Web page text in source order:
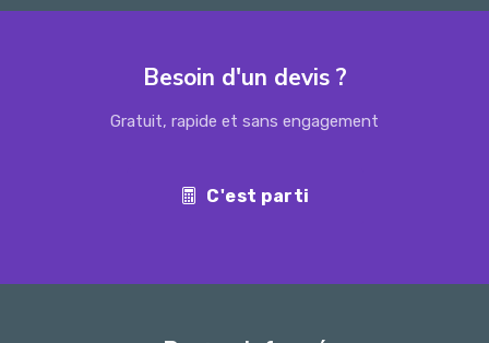
Besoin d'un devis ?
Gratuit, rapide et sans engagement
C'est parti